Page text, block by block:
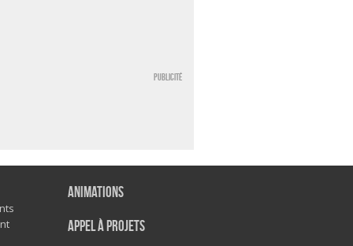
Publicité
Animations
Appel à projets